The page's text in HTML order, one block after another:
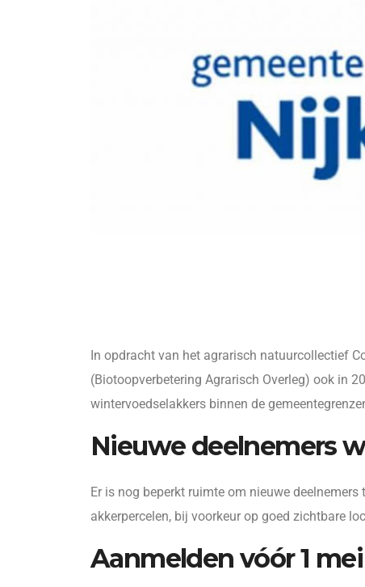
In opdracht van het agrarisch natuurcollectief
(Biotoopverbetering Agrarisch Overleg) ook in
wintervoedselakkers binnen de
Nieuwe deelnemers
Er is nog beperkt ruimte om nieuwe
akkerpercelen, bij voorkeur op goed zichtbare
Aanmelden vóór 1 mei